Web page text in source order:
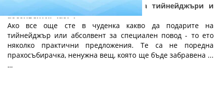
Практични и полезни подаръци за тийнейджъри и
абсолвенти: Част 1
Ако все още сте в чуденка какво да подарите на
тийнейджър или абсолвент за специален повод - то ето
няколко практични предложения. Те са не поредна
прахосъбирачка, ненужна вещ, която ще бъде забравена ...
…